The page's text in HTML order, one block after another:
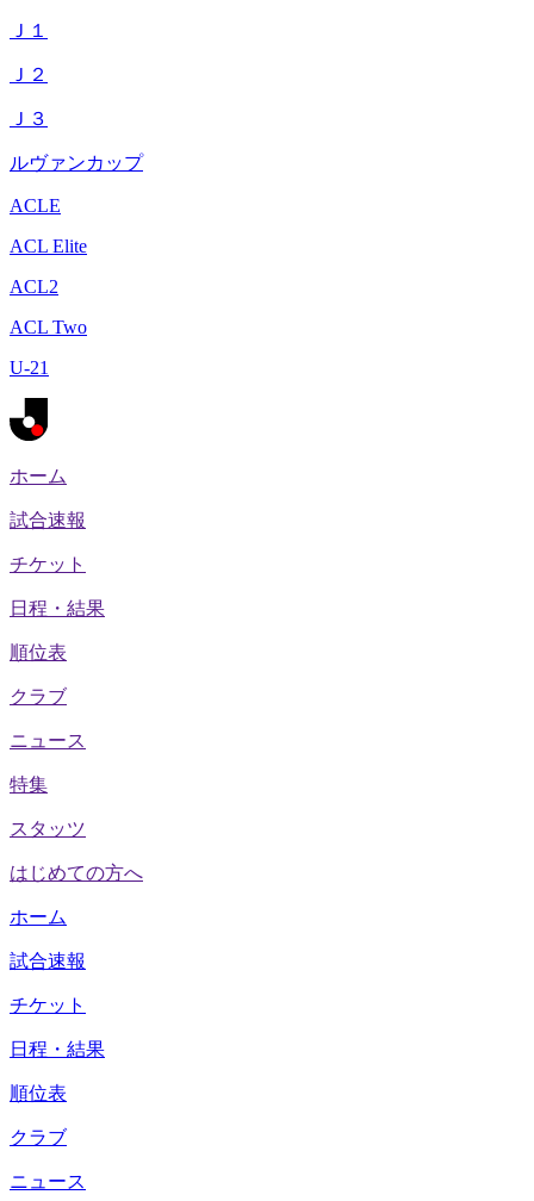
Ｊ１
Ｊ２
Ｊ３
ルヴァンカップ
ACLE
ACL Elite
ACL2
ACL Two
U-21
ホーム
試合速報
チケット
日程・結果
順位表
クラブ
ニュース
特集
スタッツ
はじめての方へ
ホーム
試合速報
チケット
日程・結果
順位表
クラブ
ニュース